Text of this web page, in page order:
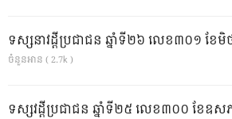
ទស្សនាវដ្ដីប្រជាជន ឆ្នាំទី២៦ លេខ៣០១ ខែមិ
ចំនួនអាន ( 2.7k )
ទស្សវដ្តីប្រជាជន ឆ្នាំទី២៥ លេខ៣០០ ខែឧស